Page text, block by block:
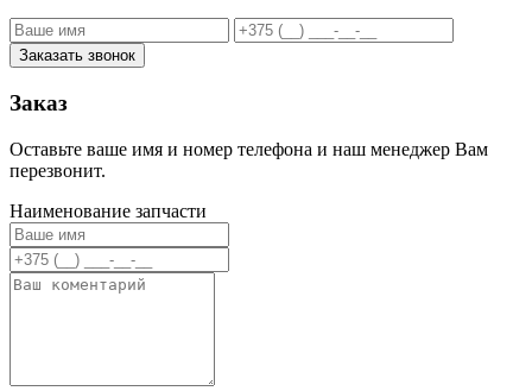
Заказать звонок
Заказ
Оставьте ваше имя и номер телефона и наш менеджер Вам
перезвонит.
Наименование запчасти